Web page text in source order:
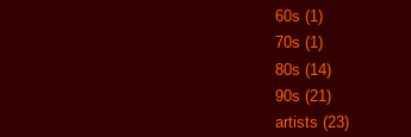
60s (1)
70s (1)
80s (14)
90s (21)
artists (23)